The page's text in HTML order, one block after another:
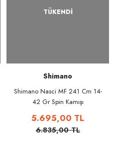
TÜKENDİ
Shimano
Shimano Nasci MF 241 Cm 14-
42 Gr Spin Kamışı
5.695,00 TL
6.835,00 TL